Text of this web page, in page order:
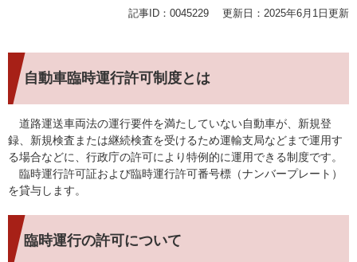
記事ID：0045229 更新日：2025年6月1日更新
自動車臨時運行許可制度とは
道路運送車両法の運行要件を満たしていない自動車が、新規登
録、新規検査または継続検査を受けるため運輸支局などまで運用す
る場合などに、行政庁の許可により特例的に運用できる制度です。
臨時運行許可証および臨時運行許可番号標（ナンバープレート）
を貸与します。
臨時運行の許可について